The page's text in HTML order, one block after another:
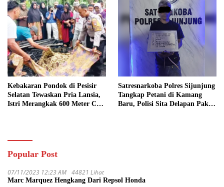
Kebakaran Pondok di Pesisir
Selatan Tewaskan Pria Lansia,
Istri Merangkak 600 Meter Cari
Satresnarkoba Polres Sijunjung
Tangkap Petani di Kamang
Baru, Polisi Sita Delapan Paket
Popular Post
07/11/2023 12:23 AM 44821 Lihat
Marc Marquez Hengkang Dari Repsol Honda